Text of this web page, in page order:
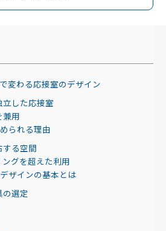
変わる応接室のデザイン
した応接室
兼用
られる理由
する空間
グを超えた利用
ザインの基本とは
の選定